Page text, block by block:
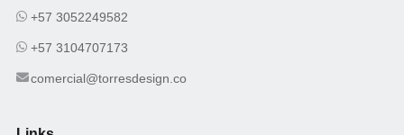
+57 3052249582
+57 3104707173
comercial@torresdesign.co